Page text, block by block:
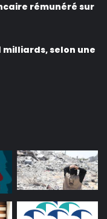
rémunéré sur
milliards, selon une